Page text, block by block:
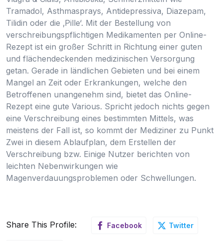
Tramadol, Asthmasprays, Antidepressiva, Diazepam,
Tilidin oder die ‚Pille‘. Mit der Bestellung von
verschreibungspflichtigen Medikamenten per Online-
Rezept ist ein großer Schritt in Richtung einer guten
und flächendeckenden medizinischen Versorgung
getan. Gerade in ländlichen Gebieten und bei einem
Mangel an Zeit oder Erkrankungen, welche den
Betroffenen unangenehm sind, bietet das Online-
Rezept eine gute Various. Spricht jedoch nichts gegen
eine Verschreibung eines bestimmten Mittels, was
meistens der Fall ist, so kommt der Mediziner zu Punkt
Zwei in diesem Ablaufplan, dem Erstellen der
Verschreibung bzw. Einige Nutzer berichten von
leichten Nebenwirkungen wie
Magenverdauungsproblemen oder Schwellungen.
Share This Profile: Facebook Twitter